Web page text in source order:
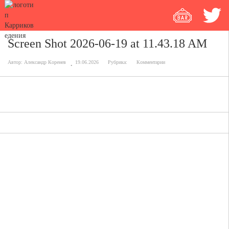
Screen Shot 2026-06-19 at 11.43.18 AM
Автор: Александр Коренев 19.06.2026 Рубрика: Комментарии